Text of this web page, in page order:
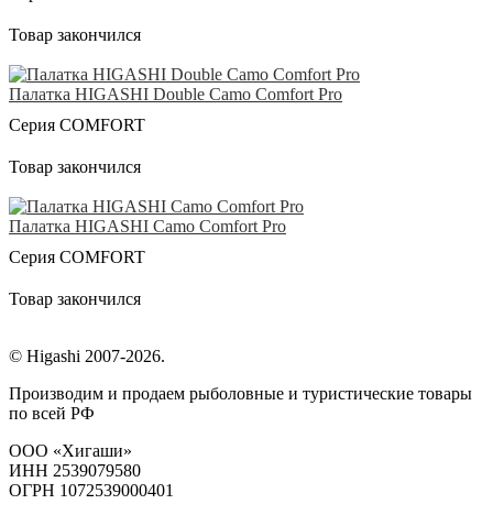
Товар закончился
Палатка HIGASHI Double Camo Comfort Pro
Серия COMFORT
Товар закончился
Палатка HIGASHI Camo Comfort Pro
Серия COMFORT
Товар закончился
© Higashi 2007-2026.
Производим и продаем рыболовные и туристические товары
по всей РФ
ООО «Хигаши»
ИНН 2539079580
ОГРН 1072539000401